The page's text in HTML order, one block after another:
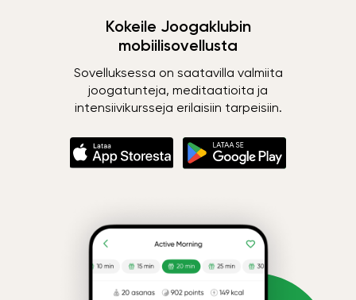
Kokeile Joogaklubin
mobiilisovellusta
Sovelluksessa on saatavilla valmiita
joogatunteja, meditaatioita ja
intensiivikursseja erilaisiin tarpeisiin.